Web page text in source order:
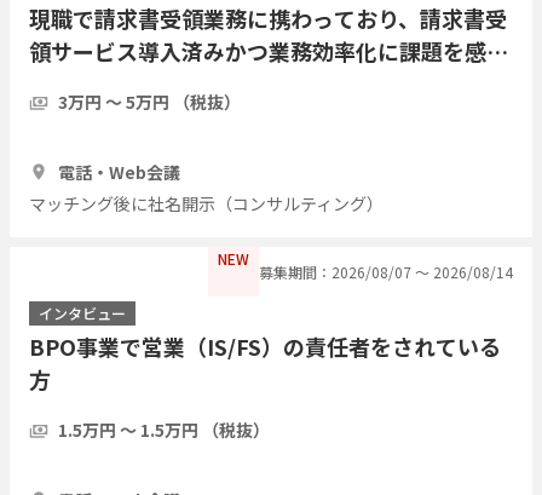
現職で請求書受領業務に携わっており、請求書受
領サービス導入済みかつ業務効率化に課題を感じ
3万円 〜 5万円 （税抜）
電話・Web会議
マッチング後に社名開示（コンサルティング）
NEW
募集期間：2026/08/07 〜 2026/08/14
インタビュー
BPO事業で営業（IS/FS）の責任者をされている
方
1.5万円 〜 1.5万円 （税抜）